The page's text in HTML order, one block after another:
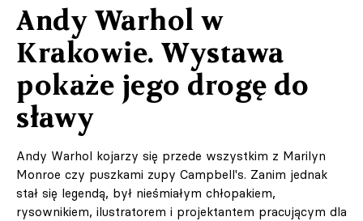
Andy Warhol w
Krakowie. Wystawa
pokaże jego drogę do
sławy
Andy Warhol kojarzy się przede wszystkim z Marilyn
Monroe czy puszkami zupy Campbell's. Zanim jednak
stał się legendą, był nieśmiałym chłopakiem,
rysownikiem, ilustratorem i projektantem pracującym dla